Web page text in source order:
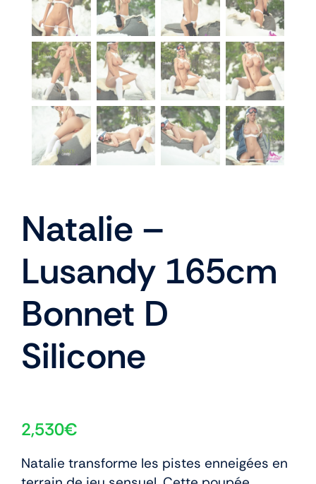
Natalie –
Lusandy 165cm
Bonnet D
Silicone
2,530€
Natalie transforme les pistes enneigées en